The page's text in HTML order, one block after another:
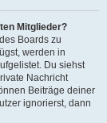
Mitglieder?
Boards zu
werden in
Du siehst
Nachricht
Beiträge deiner
ignorierst, dann